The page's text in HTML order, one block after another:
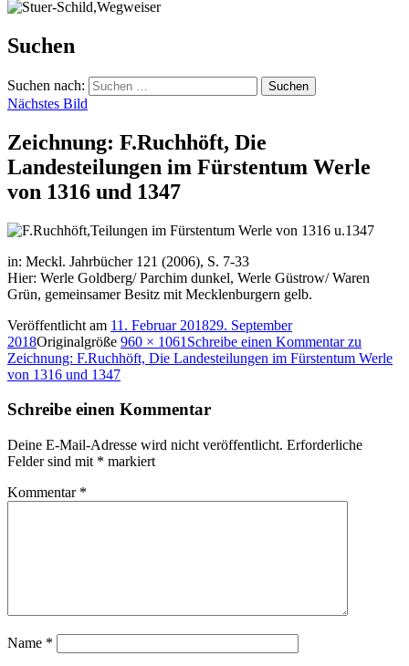
Suchen
Suchen nach:
Nächstes Bild
Zeichnung: F.Ruchhöft, Die
Landesteilungen im Fürstentum Werle
von 1316 und 1347
in: Meckl. Jahrbücher 121 (2006), S. 7-33
Hier: Werle Goldberg/ Parchim dunkel, Werle Güstrow/ Waren
Grün, gemeinsamer Besitz mit Mecklenburgern gelb.
Veröffentlicht am 11. Februar 201829. September
2018Originalgröße 960 × 1061 Schreibe einen Kommentarzu
Zeichnung: F.Ruchhöft, Die Landesteilungen im Fürstentum Werle
von 1316 und 1347
Schreibe einen Kommentar
Deine E-Mail-Adresse wird nicht veröffentlicht. Erforderliche
Felder sind mit * markiert
Kommentar *
Name *